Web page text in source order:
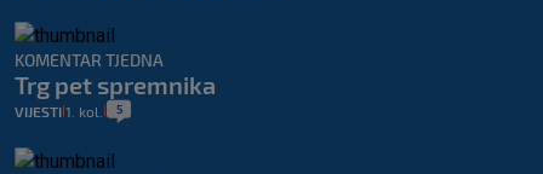
KOMENTAR TJEDNA
Trg pet spremnika
VIJESTI 1. kol. 5